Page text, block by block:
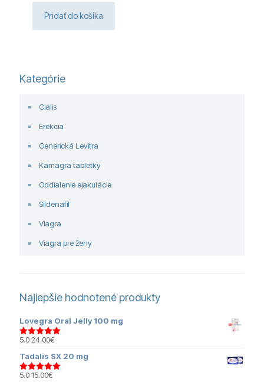
Pridať do košíka
Kategórie
Cialis
Erekcia
Generická Levitra
Kamagra tabletky
Oddialenie ejakulácie
Sildenafil
Viagra
Viagra pre ženy
Najlepšie hodnotené produkty
Lovegra Oral Jelly 100 mg
Hodnotenie
5.024.00€
Tadalis SX 20 mg
Hodnotenie
5.015.00€